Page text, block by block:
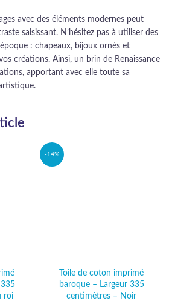
avec des éléments modernes peut
saisissant. N’hésitez pas à utiliser des
: chapeaux, bijoux ornés et
créations. Ainsi, un brin de Renaissance
apportant avec elle toute sa
roi
-14%
Toile de coton imprimé
baroque – Largeur 335
centimètres – Noir